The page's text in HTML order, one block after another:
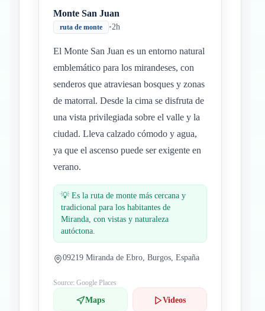
Monte San Juan
ruta de monte •2h
El Monte San Juan es un entorno natural
emblemático para los mirandeses, con
senderos que atraviesan bosques y zonas
de matorral. Desde la cima se disfruta de
una vista privilegiada sobre el valle y la
ciudad. Lleva calzado cómodo y agua,
ya que el ascenso puede ser exigente en
verano.
💡 Es la ruta de monte más cercana y
tradicional para los habitantes de
Miranda, con vistas y naturaleza
autóctona.
09219 Miranda de Ebro, Burgos, España
Source: Google Places
Maps Videos